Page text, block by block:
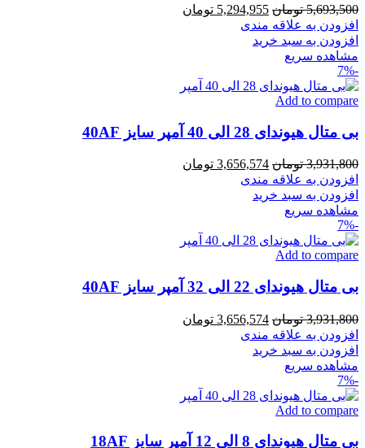
5,693,500 تومان قیمت
اصلی
5,294,955 تومان
افزودن به علاقه مندی
افزودن به سبد خرید
مشاهده سریع
-7%
Add to compare
بی متال هیوندای 28 الی 40 آمپر سایز 40AF
3,931,800 تومان قیمت
اصلی
3,656,574 تومان
افزودن به علاقه مندی
افزودن به سبد خرید
مشاهده سریع
-7%
Add to compare
بی متال هیوندای 22 الی 32 آمپر سایز 40AF
3,931,800 تومان قیمت
اصلی
3,656,574 تومان
افزودن به علاقه مندی
افزودن به سبد خرید
مشاهده سریع
-7%
Add to compare
بی متال هیوندای 8 الی 12 آمپر سایز 18AF